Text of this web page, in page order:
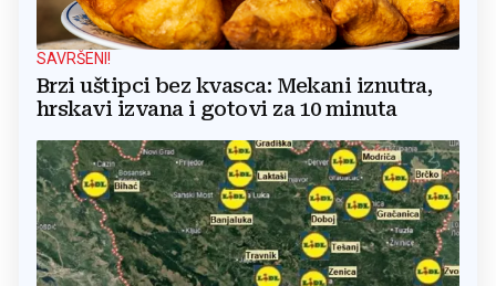
SAVRŠENI!
Brzi uštipci bez kvasca: Mekani iznutra,
hrskavi izvana i gotovi za 10 minuta